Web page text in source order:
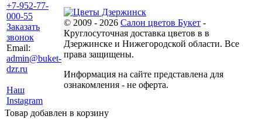
+7-952-77-
000-55
Заказать
звонок
Email:
admin@buket-
dzr.ru
Наш
Instagram
© 2009 - 2026 Салон цветов Букет -
Круглосуточная доставка цветов в в
Дзержинске и Нижегородской области. Все
права защищены.
Информация на сайте представлена для
ознакомления - не оферта.
Товар добавлен в корзину